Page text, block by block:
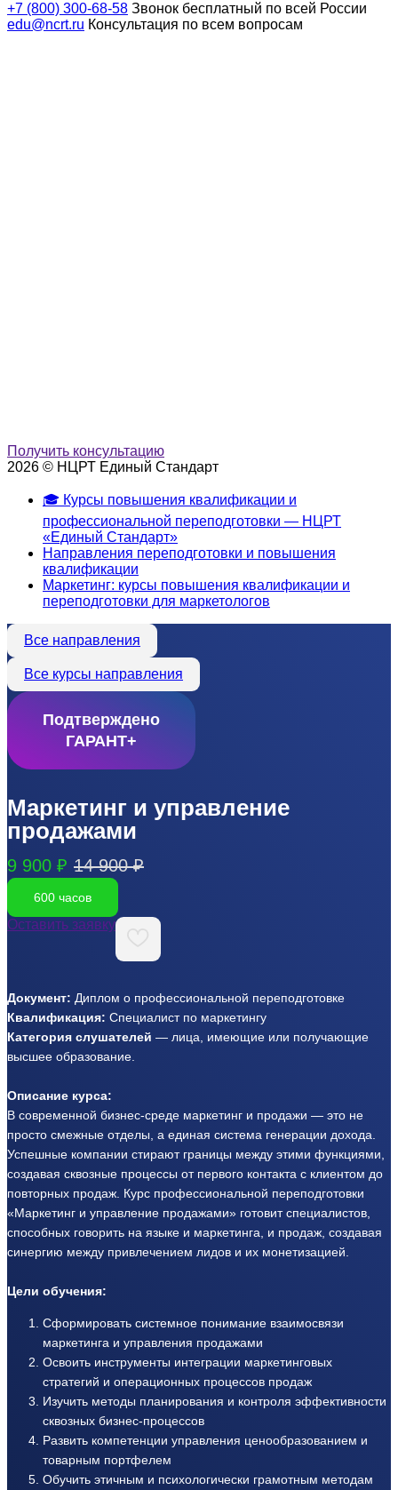
+7 (800) 300-68-58 Звонок бесплатный по всей России
edu@ncrt.ru Консультация по всем вопросам
Получить консультацию
2026 © НЦРТ Единый Стандарт
🎓 Курсы повышения квалификации и
профессиональной переподготовки — НЦРТ
«Единый Стандарт»
Направления переподготовки и повышения
квалификации
Маркетинг: курсы повышения квалификации и
переподготовки для маркетологов
Все направления
Все курсы направления
Маркетинг и управление
продажами
9 900 ₽ 14 900 ₽
600 часов
Оставить заявку
Подтверждено
ГАРАНТ+
Документ: Диплом о профессиональной переподготовке
Квалификация: Специалист по маркетингу
Категория слушателей — лица, имеющие или получающие
высшее образование.
Описание курса:
В современной бизнес-среде маркетинг и продажи — это не
просто смежные отделы, а единая система генерации дохода.
Успешные компании стирают границы между этими функциями,
создавая сквозные процессы от первого контакта с клиентом до
повторных продаж. Курс профессиональной переподготовки
«Маркетинг и управление продажами» готовит специалистов,
способных говорить на языке и маркетинга, и продаж, создавая
синергию между привлечением лидов и их монетизацией.
Цели обучения:
Сформировать системное понимание взаимосвязи
маркетинга и управления продажами
Освоить инструменты интеграции маркетинговых
стратегий и операционных процессов продаж
Изучить методы планирования и контроля эффективности
сквозных бизнес-процессов
Развить компетенции управления ценообразованием и
товарным портфелем
Обучить этичным и психологически грамотным методам